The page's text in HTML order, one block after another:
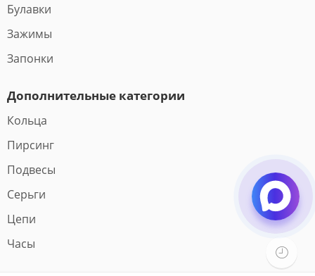
Булавки
Зажимы
Запонки
Дополнительные категории
Кольца
Пирсинг
Подвесы
Серьги
Цепи
Часы